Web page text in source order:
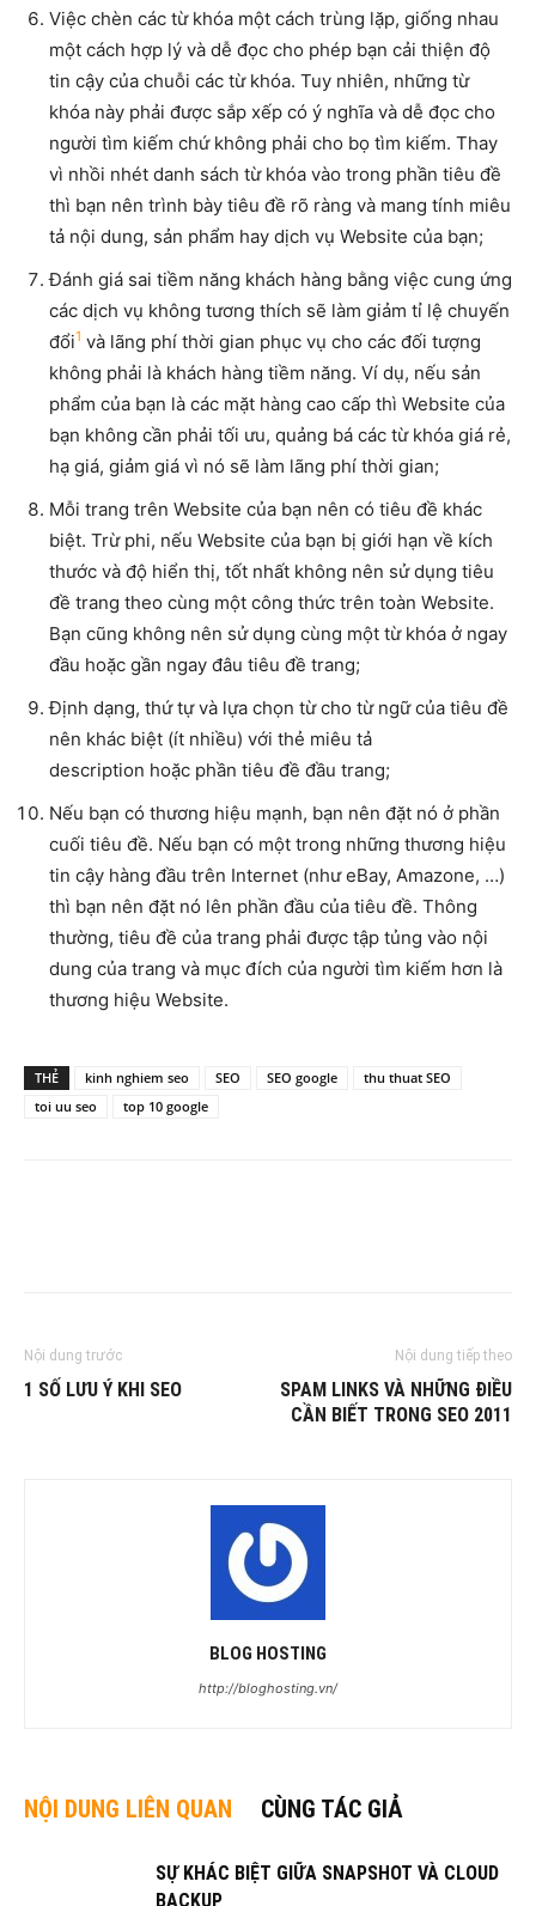
Việc chèn các từ khóa một cách trùng lặp, giống nhau
một cách hợp lý và dễ đọc cho phép bạn cải thiện độ
tin cậy của chuỗi các từ khóa. Tuy nhiên, những từ
khóa này phải được sắp xếp có ý nghĩa và dễ đọc cho
người tìm kiếm chứ không phải cho bọ tìm kiếm. Thay
vì nhồi nhét danh sách từ khóa vào trong phần tiêu đề
thì bạn nên trình bày tiêu đề rõ ràng và mang tính miêu
tả nội dung, sản phẩm hay dịch vụ Website của bạn;
Đánh giá sai tiềm năng khách hàng bằng việc cung ứng
các dịch vụ không tương thích sẽ làm giảm tỉ lệ chuyến
đổi1 và lãng phí thời gian phục vụ cho các đối tượng
không phải là khách hàng tiềm năng. Ví dụ, nếu sản
phẩm của bạn là các mặt hàng cao cấp thì Website của
bạn không cần phải tối ưu, quảng bá các từ khóa giá rẻ,
hạ giá, giảm giá vì nó sẽ làm lãng phí thời gian;
Mỗi trang trên Website của bạn nên có tiêu đề khác
biệt. Trừ phi, nếu Website của bạn bị giới hạn về kích
thước và độ hiển thị, tốt nhất không nên sử dụng tiêu
đề trang theo cùng một công thức trên toàn Website.
Bạn cũng không nên sử dụng cùng một từ khóa ở ngay
đầu hoặc gần ngay đâu tiêu đề trang;
Định dạng, thứ tự và lựa chọn từ cho từ ngữ của tiêu đề
nên khác biệt (ít nhiều) với thẻ miêu tả
description hoặc phần tiêu đề đầu trang;
Nếu bạn có thương hiệu mạnh, bạn nên đặt nó ở phần
cuối tiêu đề. Nếu bạn có một trong những thương hiệu
tin cậy hàng đầu trên Internet (như eBay, Amazone, …)
thì bạn nên đặt nó lên phần đầu của tiêu đề. Thông
thường, tiêu đề của trang phải được tập tủng vào nội
dung của trang và mục đích của người tìm kiếm hơn là
thương hiệu Website.
THẺ kinh nghiem seo SEO SEO google
thu thuat SEO
toi uu seo
top 10 google
Nội dung trước
1 SỐ LƯU Ý KHI SEO
Nội dung tiếp theo
SPAM LINKS VÀ NHỮNG ĐIỀU
CẦN BIẾT TRONG SEO 2011
BLOG HOSTING
http://bloghosting.vn/
NỘI DUNG LIÊN QUAN CÙNG TÁC GIẢ
SỰ KHÁC BIỆT GIỮA SNAPSHOT VÀ CLOUD
BACKUP